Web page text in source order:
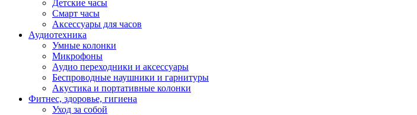
Детские часы
Смарт часы
Аксессуары для часов
Аудиотехника
Умные колонки
Микрофоны
Аудио переходники и аксессуары
Беспроводные наушники и гарнитуры
Акустика и портативные колонки
Фитнес, здоровье, гигиена
Уход за собой